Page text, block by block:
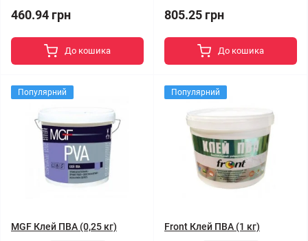
460.94 грн
До кошика
805.25 грн
До кошика
Популярний
MGF Клей ПВА (0,25 кг)
Популярний
Front Клей ПВА (1 кг)